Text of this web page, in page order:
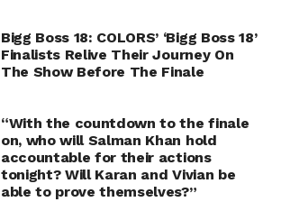
Bigg Boss 18: COLORS’ ‘Bigg Boss 18’
Finalists Relive Their Journey On
The Show Before The Finale
“With the countdown to the finale
on, who will Salman Khan hold
accountable for their actions
tonight? Will Karan and Vivian be
able to prove themselves?”